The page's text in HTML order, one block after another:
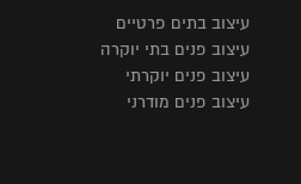
עיצוב בתים פרטיים
עיצוב פנים בתי יוקרה
עיצוב פנים יוקרתי
עיצוב פנים מודרני